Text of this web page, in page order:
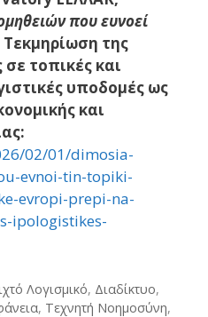
που ευνοεί
Τεκμηρίωση της
τοπικές και
υποδομές ως
και
02/01/dimosia-
evnoi-tin-topiki-
evropi-prepi-na-
ipologistikes-
Λογισμικό, Διαδίκτυο,
, Τεχνητή Νοημοσύνη,